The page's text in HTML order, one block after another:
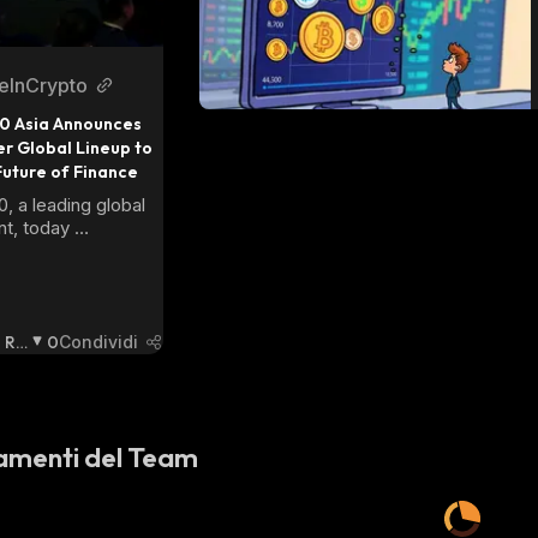
Asia Announces
Global Lineup to
of Finance
a leading global
today
21&ndash;23,
Ri
0Condividi
del Team